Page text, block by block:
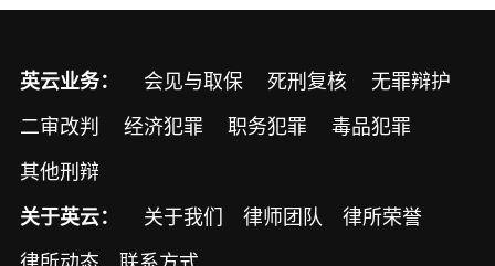
英云业务： 会见与取保 死刑复核 无罪辩护
二审改判 经济犯罪 职务犯罪 毒品犯罪
其他刑辩
关于英云： 关于我们 律师团队 律所荣誉